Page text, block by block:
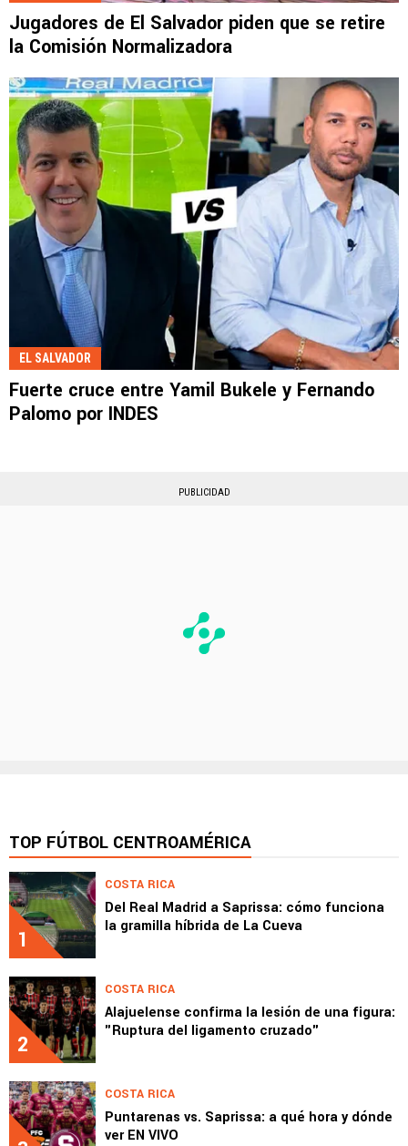
Jugadores de El Salvador piden que se retire
la Comisión Normalizadora
EL SALVADOR
Fuerte cruce entre Yamil Bukele y Fernando
Palomo por INDES
PUBLICIDAD
TOP FÚTBOL CENTROAMÉRICA
1
COSTA RICA
Del Real Madrid a Saprissa: cómo funciona
la gramilla híbrida de La Cueva
2
COSTA RICA
Alajuelense confirma la lesión de una figura:
"Ruptura del ligamento cruzado"
COSTA RICA
Puntarenas vs. Saprissa: a qué hora y dónde
ver EN VIVO